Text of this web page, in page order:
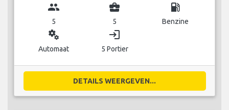
group
5
business_center
5
local_gas_station
Benzine
miscellaneous_services
Automaat
login
5 Portier
DETAILS WEERGEVEN...